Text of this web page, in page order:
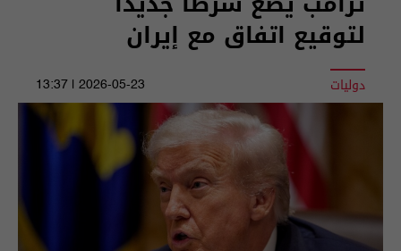
لتوقيع اتفاق مع إيران
دوليات 2026-05-23 | 13:37